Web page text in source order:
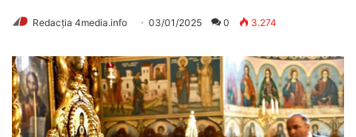
Redacția 4media.info 03/01/2025 0 3.274